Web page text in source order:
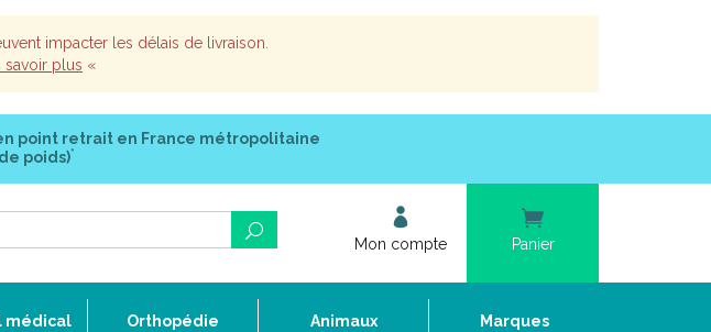
impacter les délais de livraison.
plus «
point retrait en France métropolitaine
poids)*
Mon compte Panier
médical Orthopédie Animaux Marques